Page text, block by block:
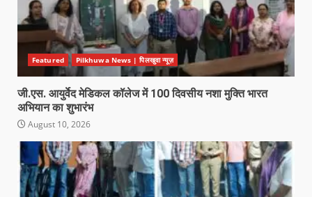
Featured Pilkhuwa News | पिलखुवा न्यूज़
जी.एस. आयुर्वेद मेडिकल कॉलेज में 100 दिवसीय नशा मुक्ति भारत
अभियान का शुभारंभ
August 10, 2026